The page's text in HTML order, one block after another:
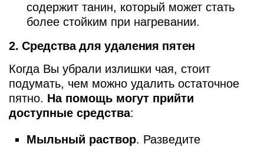
содержит танин, который может стать
более стойким при нагревании.
2. Средства для удаления пятен
Когда Вы убрали излишки чая, стоит
подумать, чем можно удалить остаточное
пятно. На помощь могут прийти
доступные средства:
Мыльный раствор. Разведите